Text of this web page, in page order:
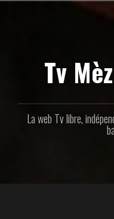
Tv
La web Tv libre,